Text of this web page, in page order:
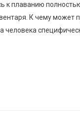
к плаванию
К чему может
человека